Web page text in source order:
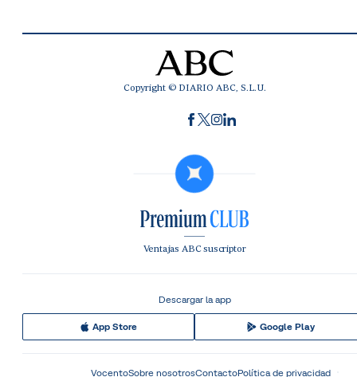
Copyright © DIARIO ABC, S.L.U.
Ventajas ABC suscriptor
Descargar la app
App Store Google Play
VocentoSobre nosotrosContactoPolítica de privacidad